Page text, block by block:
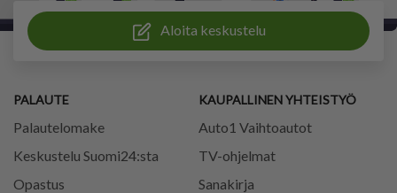
Aloita keskustelu
PALAUTE
Palautelomake
Keskustelu Suomi24:sta
Opastus
KAUPALLINEN YHTEISTYÖ
Auto1 Vaihtoautot
TV-ohjelmat
Sanakirja